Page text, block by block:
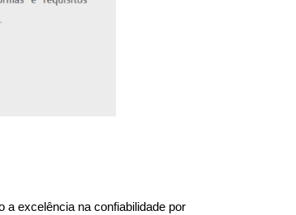
a excelência na confiabilidade por